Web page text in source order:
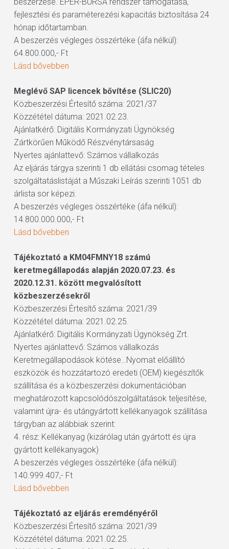
fejlesztési és paraméterezési kapacitás biztosítása 24
hónap időtartamban.
A beszerzés végleges összértéke (áfa nélkül):
64.800.000,- Ft
Lásd bővebben
Meglévő SAP licencek bővítése (SLIC20)
Közbeszerzési Értesítő száma: 2021/37
Közzététel dátuma: 2021.02.23.
Ajánlatkérő: Digitális Kormányzati Ügynökség
Zártkörűen Működő Részvénytársaság
Nyertes ajánlattevő: Számos vállalkozás
Az eljárás tárgya szerinti 1 db ellátási csomag tételes
szolgáltatáslistáját a Műszaki Leírás szerinti 1051 db
árlista sor képezi.
A beszerzés végleges összértéke (áfa nélkül):
14.800.000.000,- Ft
Lásd bővebben
Tájékoztató a KM04FMNY18 számú
keretmegállapodás alapján 2020.07.23. és
2020.12.31. között megvalósított
közbeszerzésekről
Közbeszerzési Értesítő száma: 2021/39
Közzététel dátuma: 2021.02.25.
Ajánlatkérő: Digitális Kormányzati Ügynökség Zrt.
Nyertes ajánlattevő: Számos vállalkozás
Keretmegállapodások kötése…Nyomat előállító
eszközök és hozzátartozó eredeti (OEM) kiegészítők
szállítása és a közbeszerzési dokumentációban
meghatározott kapcsolódószolgáltatások teljesítése,
valamint újra- és utángyártott kellékanyagok szállítása
tárgyban az alábbiak szerint:
4. rész: Kellékanyag (kizárólag után gyártott és újra
gyártott kellékanyagok)
A beszerzés végleges összértéke (áfa nélkül):
140.999.407,- Ft
Lásd bővebben
Tájékoztató az eljárás eremdényéről
Közbeszerzési Értesítő száma: 2021/39
Közzététel dátuma: 2021.02.25.